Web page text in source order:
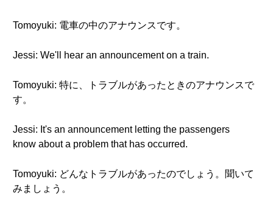
Tomoyuki: 電車の中のアナウンスです。
Jessi: We'll hear an announcement on a train.
Tomoyuki: 特に、トラブルがあったときのアナウンスで
す。
Jessi: It's an announcement letting the passengers
know about a problem that has occurred.
Tomoyuki: どんなトラブルがあったのでしょう。聞いて
みましょう。